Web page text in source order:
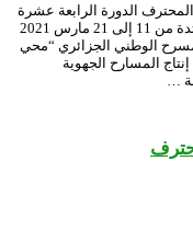
الدورة الرابعة عشرة
من هذا الحدث المسرحي الكبير، خلال الفترة الممتدة من 11 إلى 21 مارس 2021
الوطني الجزائري “محي
مسرحيات من إنتاج المسارح الجهوية
…